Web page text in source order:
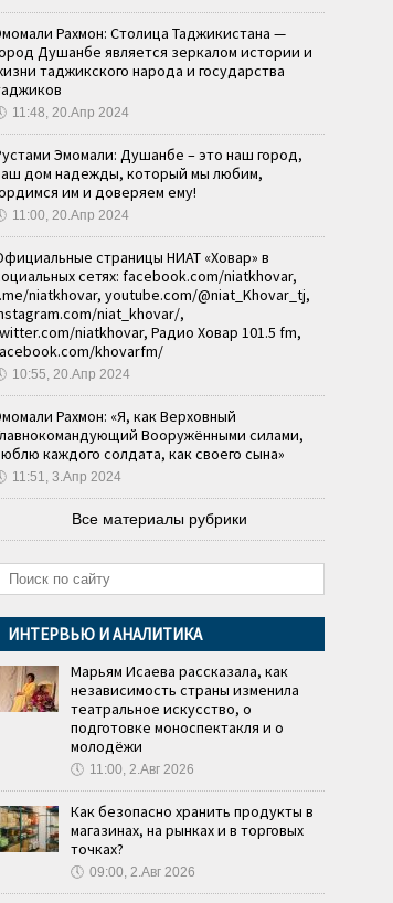
Рахмон: Столица Таджикистана —
Душанбе является зеркалом истории и
таджикского народа и государства
11:48, 20.Апр 2024
Эмомали: Душанбе – это наш город,
дом надежды, который мы любим,
им и доверяем ему!
11:00, 20.Апр 2024
страницы НИАТ «Ховар» в
сетях: facebook.com/niatkhovar,
niatkhovar, youtube.com/@niat_Khovar_tj,
niat_khovar/,
niatkhovar, Радио Ховар 101.5 fm,
khovarfm/
10:55, 20.Апр 2024
Рахмон: «Я, как Верховный
Вооружёнными силами,
каждого солдата, как своего сына»
11:51, 3.Апр 2024
Все материалы рубрики
ИНТЕРВЬЮ И АНАЛИТИКА
Марьям Исаева рассказала, как
независимость страны изменила
театральное искусство, о
подготовке моноспектакля и о
молодёжи
🕔 11:00, 2.Авг 2026
Как безопасно хранить продукты в
магазинах, на рынках и в торговых
точках?
🕔 09:00, 2.Авг 2026